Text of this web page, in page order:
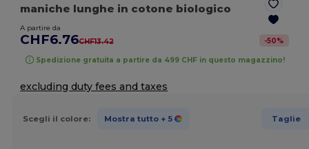
maniche lunghe in cotone biologico
A partire da
CHF6.76CHF13.42 -50%
Spedizione gratuita a partire da 499 CHF in questo magazzino!
excluding duty fees and taxes
Scegli il colore: Mostra tutto + 5 Taglie